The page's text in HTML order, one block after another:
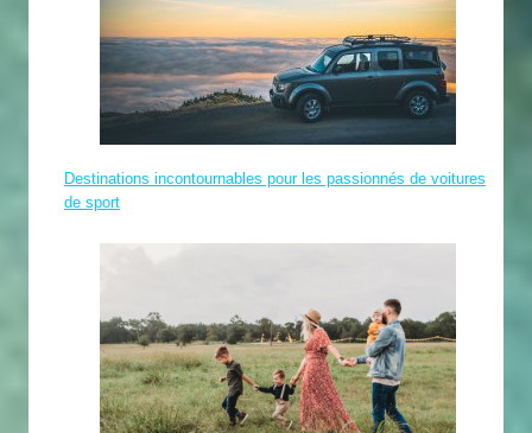
Destinations incontournables pour les passionnés de voitures
de sport